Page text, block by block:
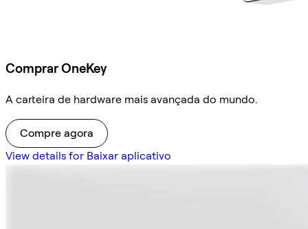
Comprar OneKey
A carteira de hardware mais avançada do mundo.
Compre agora
View details for Baixar aplicativo